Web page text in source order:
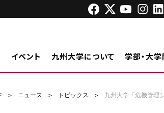
イベント 九州大学について 学部・大
ニュース トピックス 九州大学「危機管理